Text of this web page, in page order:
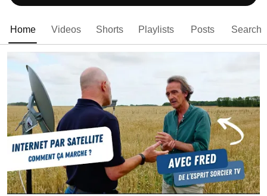
Home Videos Shorts Playlists Posts Search